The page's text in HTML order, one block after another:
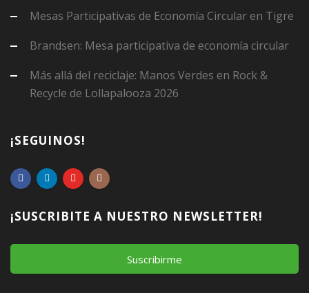
Mesas Participativas de Economía Circular en Tigre
Brandsen: Mesa participativa de economía circular
Más allá del reciclaje: Manos Verdes en Rock &
Recycle de Lollapalooza 2026
¡SEGUINOS!
¡SUSCRIBITE A NUESTRO NEWSLETTER!
Suscribirme